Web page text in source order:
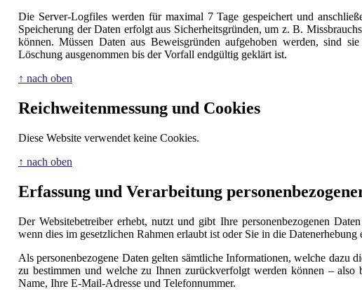
Die Server-Logfiles werden für maximal 7 Tage gespeichert und
Speicherung der Daten erfolgt aus Sicherheitsgründen, um z. B.
können. Müssen Daten aus Beweisgründen aufgehoben werden, sind
Löschung ausgenommen bis der Vorfall endgültig geklärt ist.
↑ nach oben
Reichweitenmessung und Cookies
Diese Website verwendet keine Cookies.
↑ nach oben
Erfassung und Verarbeitung
Der Websitebetreiber erhebt, nutzt und gibt Ihre personenbezogenen
wenn dies im gesetzlichen Rahmen erlaubt ist oder Sie in die
Als personenbezogene Daten gelten sämtliche Informationen, welche dazu
zu bestimmen und welche zu Ihnen zurückverfolgt werden können – also
Name, Ihre E-Mail-Adresse und Telefonnummer.